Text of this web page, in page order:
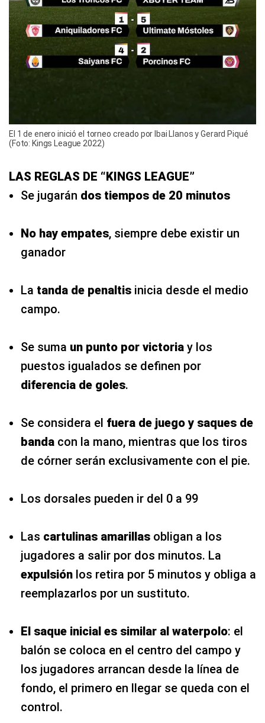
El 1 de enero inició el torneo creado por Ibai Llanos y Gerard Piqué
(Foto: Kings League 2022)
LAS REGLAS DE “KINGS LEAGUE”
Se jugarán dos tiempos de 20 minutos
No hay empates, siempre debe existir un
ganador
La tanda de penaltis inicia desde el medio
campo.
Se suma un punto por victoria y los
puestos igualados se definen por
diferencia de goles.
Se considera el fuera de juego y saques de
banda con la mano, mientras que los tiros
de córner serán exclusivamente con el pie.
Los dorsales pueden ir del 0 a 99
Las cartulinas amarillas obligan a los
jugadores a salir por dos minutos. La
expulsión los retira por 5 minutos y obliga a
reemplazarlos por un sustituto.
El saque inicial es similar al waterpolo: el
balón se coloca en el centro del campo y
los jugadores arrancan desde la línea de
fondo, el primero en llegar se queda con el
control.